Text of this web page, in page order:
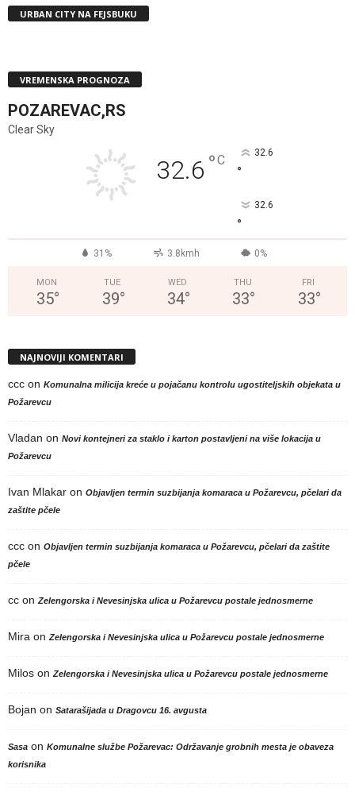
URBAN CITY NA FEJSBUKU
VREMENSKA PROGNOZA
POZAREVAC,RS
Clear Sky
32.6 °C 32.6
°
32.6
°
31% 3.8kmh 0%
MON
35°
TUE
39°
WED
34°
THU
33°
FRI
33°
NAJNOVIJI KOMENTARI
ccc on Komunalna milicija kreće u pojačanu kontrolu ugostiteljskih objekata u
Požarevcu
Vladan on Novi kontejneri za staklo i karton postavljeni na više lokacija u
Požarevcu
Ivan Mlakar on Objavljen termin suzbijanja komaraca u Požarevcu, pčelari da
zaštite pčele
ccc on Objavljen termin suzbijanja komaraca u Požarevcu, pčelari da zaštite
pčele
cc on Zelengorska i Nevesinjska ulica u Požarevcu postale jednosmerne
Mira on Zelengorska i Nevesinjska ulica u Požarevcu postale jednosmerne
Milos on Zelengorska i Nevesinjska ulica u Požarevcu postale jednosmerne
Bojan on Satarašijada u Dragovcu 16. avgusta
Sasa on Komunalne službe Požarevac: Održavanje grobnih mesta je obaveza
korisnika